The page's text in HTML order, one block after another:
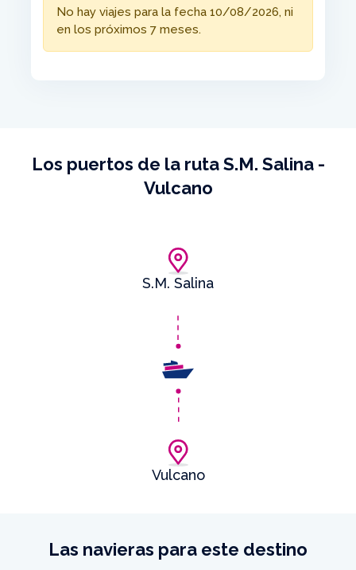
No hay viajes para la fecha 10/08/2026, ni
en los próximos 7 meses.
Los puertos de la ruta S.M. Salina -
Vulcano
S.M. Salina
Vulcano
Las navieras para este destino